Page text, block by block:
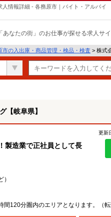
情報詳細 - 各務原市｜バイト・アルバイ
「あなたの街」のお仕事が探せる求人サイ
市の入出庫・商品管理・検品・検査 > 株式
【岐阜県】
製造業で正社員として長
更新
120分圏内のエリアとなります。（転